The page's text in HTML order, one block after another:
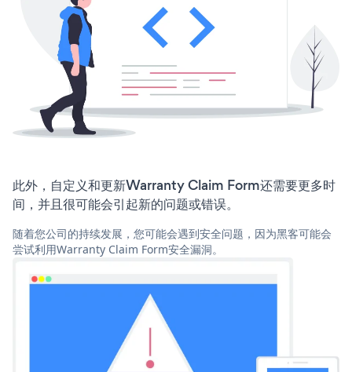
此外，自定义和更新Warranty Claim Form还需要更多时
间，并且很可能会引起新的问题或错误。
随着您公司的持续发展，您可能会遇到安全问题，因为黑客可能会
尝试利用Warranty Claim Form安全漏洞。